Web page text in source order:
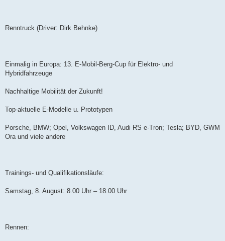
Renntruck (Driver: Dirk Behnke)
Einmalig in Europa: 13. E-Mobil-Berg-Cup für Elektro- und
Hybridfahrzeuge
Nachhaltige Mobilität der Zukunft!
Top-aktuelle E-Modelle u. Prototypen
Porsche, BMW; Opel, Volkswagen ID, Audi RS e-Tron; Tesla; BYD, GWM
Ora und viele andere
Trainings- und Qualifikationsläufe:
Samstag, 8. August: 8.00 Uhr – 18.00 Uhr
Rennen: